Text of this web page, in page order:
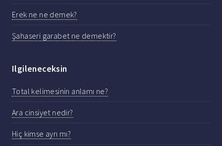
Erek ne ne demek?
Şahaseri garabet ne demektir?
Ilgileneceksin
Total kelimesinin anlamı ne?
Ara cinsiyet nedir?
Hiç kimse ayrı mı?